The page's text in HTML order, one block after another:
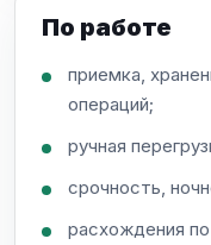
По работе
приемка,
операций;
ручная
срочность,
расхождения